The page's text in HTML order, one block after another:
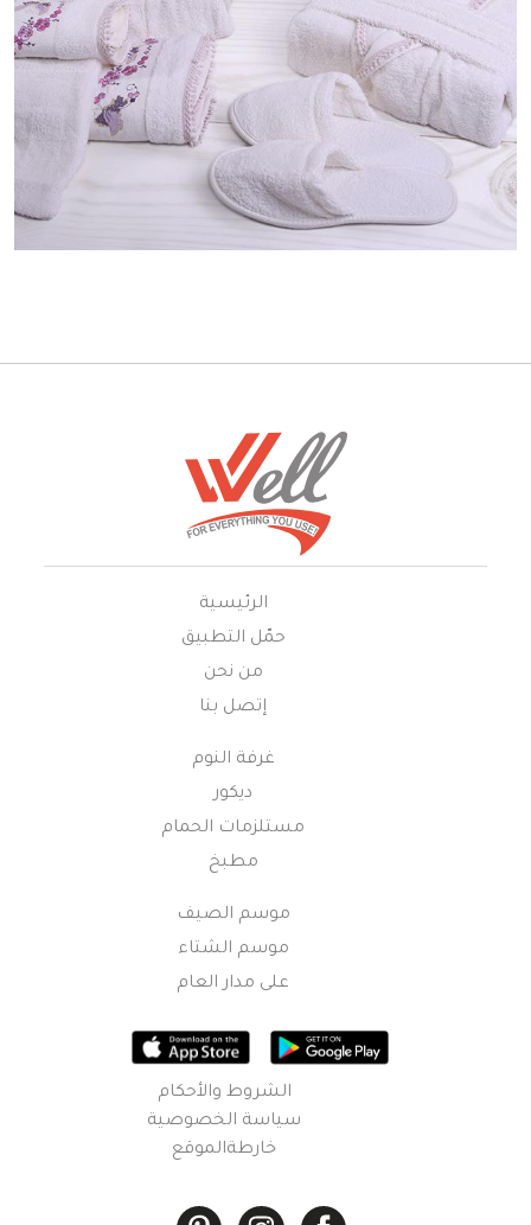
الرئيسية
حمّل التطبيق
من نحن
إتصل بنا
غرفة النوم
ديكور
مستلزمات الحمام
مطبخ
موسم الصيف
موسم الشتاء
على مدار العام
الشروط والأحكام
سياسة الخصوصية
خارطةالموقع